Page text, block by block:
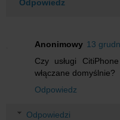
Odpowiedz
Anonimowy 13
Czy usługi
włączane domyślnie?
Odpowiedz
Odpowiedzi